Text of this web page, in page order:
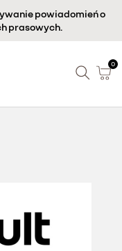
powiadomień o
prasowych.
0